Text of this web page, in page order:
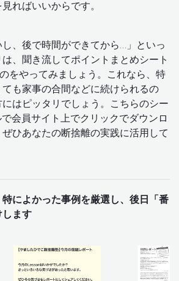
ればいいからです。
し、後で時間ができてから…」といっ
、聞き流してポイントまとめシート
をやってみましょう。これなら、特
も家事の合間などに続けられるの
はピッタリでしょう。こちらのシー
会員サイト上でクリックでダウンロ
ひあなたの断捨離の実践に活用して
によかった事例を厳選し、後日「番
ます